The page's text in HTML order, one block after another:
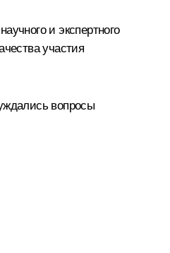
и экспертного
участия
вопросы